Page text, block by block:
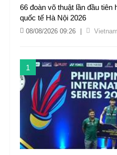
66 đoàn võ thuật lần đầu tiên
quốc tế Hà Nội 2026
08/08/2026 09:26
1